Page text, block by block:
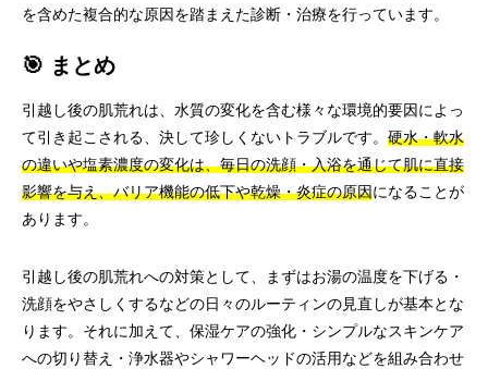
を含めた複合的な原因を踏まえた診断・治療を行っています。
🎯 まとめ
引越し後の肌荒れは、水質の変化を含む様々な環境的要因によっ
て引き起こされる、決して珍しくないトラブルです。 硬水・軟水
の違いや塩素濃度の変化は、毎日の洗顔・入浴を通じて肌に直接
影響を与え、バリア機能の低下や乾燥・炎症の原因になることが
あります。
引越し後の肌荒れへの対策として、まずはお湯の温度を下げる・
洗顔をやさしくするなどの日々のルーティンの見直しが基本とな
ります。それに加えて、保湿ケアの強化・シンプルなスキンケア
への切り替え・浄水器やシャワーヘッドの活用などを組み合わせ